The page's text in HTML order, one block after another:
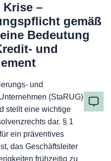
–
gemäß
Bedeutung
und
und
(StaRUG) trat
stellt eine wichtige
dar. § 1
ein präventives
das Geschäftsleiter
frühzeitig zu